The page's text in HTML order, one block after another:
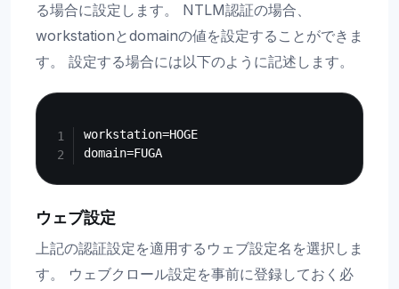
る場合に設定します。 NTLM認証の場合、
workstationとdomainの値を設定することができま
す。 設定する場合には以下のように記述します。
workstation=HOGE
ウェブ設定
上記の認証設定を適用するウェブ設定名を選択しま
す。 ウェブクロール設定を事前に登録しておく必